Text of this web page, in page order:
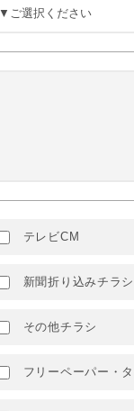
テレビCM
新聞折り込みチラシ
その他チラシ
フリーペーパー・